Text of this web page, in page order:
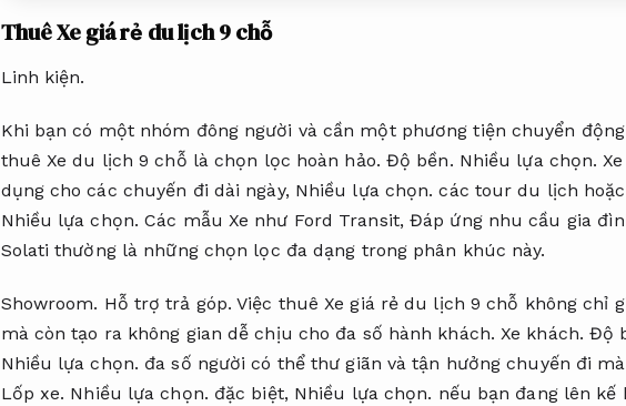
Thuê Xe giá rẻ du lịch 9 chỗ
Linh kiện.
Khi bạn có một nhóm đông người và cần một phương tiện chuyển
thuê Xe du lịch 9 chỗ là chọn lọc hoàn hảo. Độ bền. Nhiều lựa chọn.
dụng cho các chuyến đi dài ngày, Nhiều lựa chọn. các tour du lịch
Nhiều lựa chọn. Các mẫu Xe như Ford Transit, Đáp ứng nhu cầu gia
Solati thường là những chọn lọc đa dạng trong phân khúc này.
Showroom. Hỗ trợ trả góp. Việc thuê Xe giá rẻ du lịch 9 chỗ không chỉ
mà còn tạo ra không gian dễ chịu cho đa số hành khách. Xe khách. Độ
Nhiều lựa chọn. đa số người có thể thư giãn và tận hưởng chuyến đi
Lốp xe. Nhiều lựa chọn. đặc biệt, Nhiều lựa chọn. nếu bạn đang lên kế